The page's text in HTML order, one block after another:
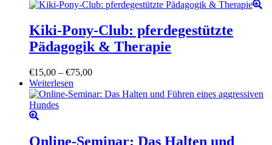
Produkt
mehrere
Varianten
auf.
auf
der
werden
Kiki-Pony-Club: pferdegestützte
Pädagogik & Therapie
€15,00 – €75,00Preisspanne:
bis
Weiterlesen
Online-Seminar: Das Halten und